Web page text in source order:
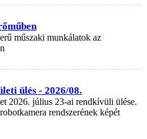
műszaki munkálatok az
ülés - 2026/08.
2026. július 23-ai rendkívüli ülése.
rendszerének képét